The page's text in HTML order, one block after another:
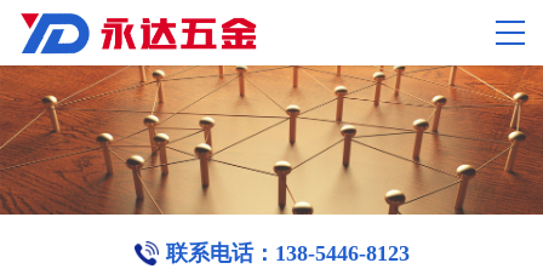
联系电话：138-5446-8123